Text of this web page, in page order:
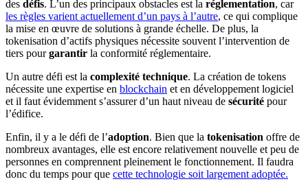
des défis. L’un des principaux obstacles est la réglementation, car
les règles varient actuellement d’un pays à l’autre, ce qui complique
la mise en œuvre de solutions à grande échelle. De plus, la
tokenisation d’actifs physiques nécessite souvent l’intervention de
tiers pourgarantir la conformité réglementaire.
Un autre défi est la complexité technique. La création de tokens
nécessite une expertise en blockchain et en développement logiciel
et il faut évidemment s’assurer d’un haut niveau de sécurité pour
l’édifice.
Enfin, il y a le défi de l’adoption. Bien que la tokenisation offre de
nombreux avantages, elle est encore relativement nouvelle et peu de
personnes en comprennent pleinement le fonctionnement. Il faudra
donc du temps pour que cette technologie soit largement adoptée.